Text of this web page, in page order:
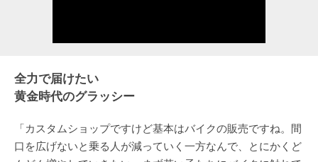
全力で届けたい
黄金時代のグラッシー
「カスタムショップですけど基本はバイクの販売ですね。間
口を広げないと乗る人が減っていく一方なんで、とにかくど